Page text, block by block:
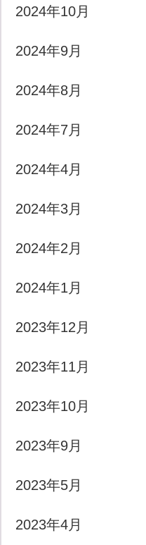
2024年10月
2024年9月
2024年8月
2024年7月
2024年4月
2024年3月
2024年2月
2024年1月
2023年12月
2023年11月
2023年10月
2023年9月
2023年5月
2023年4月